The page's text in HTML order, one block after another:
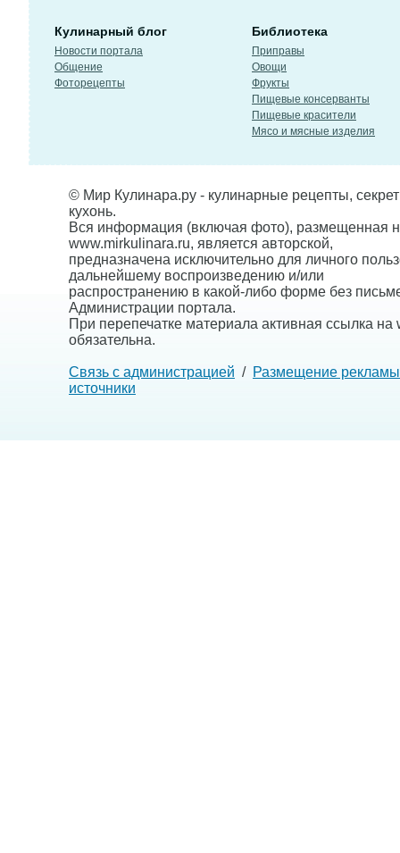
Кулинарный блог
Новости портала
Общение
Фоторецепты
Библиотека
Приправы
Овощи
Фрукты
Пищевые консерванты
Пищевые красители
Мясо и мясные изделия
© Мир Кулинара.ру - кулинарные рецепты,
кухонь.
Вся информация (включая фото), размещенная
www.mirkulinara.ru, является авторской,
предназначена исключительно для личного
дальнейшему воспроизведению и/или
распространению в какой-либо форме без
Администрации портала.
При перепечатке материала активная ссылка на
обязательна.
Связь с администрацией / Размещение рекламы
источники